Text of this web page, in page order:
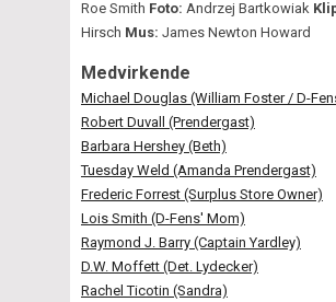
Roe Smith Foto: Andrzej Bartkowiak
Hirsch Mus: James Newton Howard
Medvirkende
Michael Douglas (William Foster / D-
Robert Duvall (Prendergast)
Barbara Hershey (Beth)
Tuesday Weld (Amanda Prendergast)
Frederic Forrest (Surplus Store Owner)
Lois Smith (D-Fens' Mom)
Raymond J. Barry (Captain Yardley)
D.W. Moffett (Det. Lydecker)
Rachel Ticotin (Sandra)